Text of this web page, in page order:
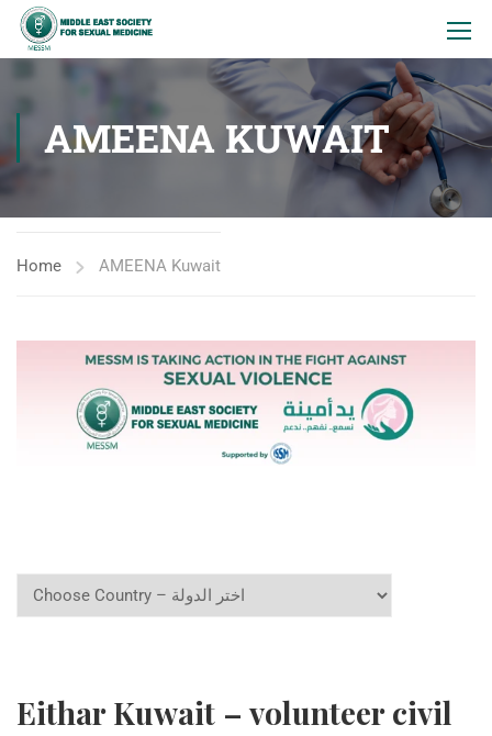
AMEENA KUWAIT
Home AMEENA Kuwait
Eithar Kuwait – volunteer civil